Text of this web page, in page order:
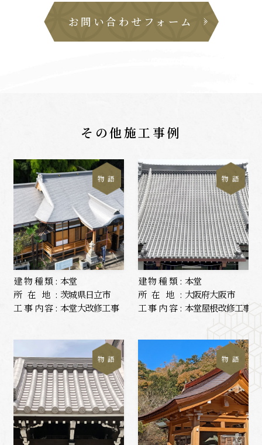
お問い合わせフォーム
その他施工事例
物 語
建物種類: 本堂
所在地: 茨城県日立市
工事内容: 本堂大改修工事
物 語
建物種類: 本堂
所在地: 大阪府大阪市
工事内容: 本堂屋根改修工事
物 語 物 語